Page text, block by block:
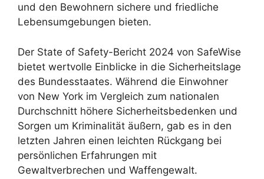
und den Bewohnern sichere und friedliche
Lebensumgebungen bieten.
Der State of Safety-Bericht 2024 von SafeWise
bietet wertvolle Einblicke in die Sicherheitslage
des Bundesstaates. Während die Einwohner
von New York im Vergleich zum nationalen
Durchschnitt höhere Sicherheitsbedenken und
Sorgen um Kriminalität äußern, gab es in den
letzten Jahren einen leichten Rückgang bei
persönlichen Erfahrungen mit
Gewaltverbrechen und Waffengewalt.